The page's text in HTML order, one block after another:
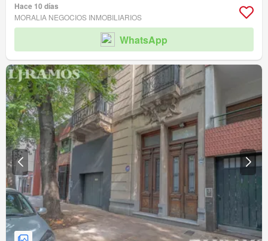
Hace 10 días
MORALIA NEGOCIOS INMOBILIARIOS
WhatsApp